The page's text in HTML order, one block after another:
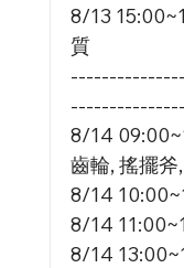
8/13
質
8/14
齒輪, 搖擺
8/14
8/14
8/14